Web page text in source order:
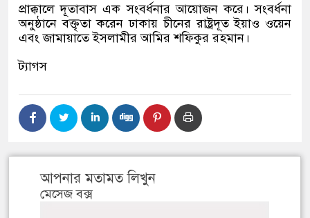
প্রাক্কালে দূতাবাস এক সংবর্ধনার আয়োজন করে। সংবর্ধনা
অনুষ্ঠানে বক্তৃতা করেন ঢাকায় চীনের রাষ্ট্রদূত ইয়াও ওয়েন
এবং জামায়াতে ইসলামীর আমির শফিকুর রহমান।
ট্যাগস
আপনার মতামত লিখুন
মেসেজ বক্স